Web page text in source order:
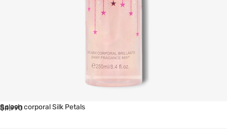
Splash corporal Silk Petals
$4,990